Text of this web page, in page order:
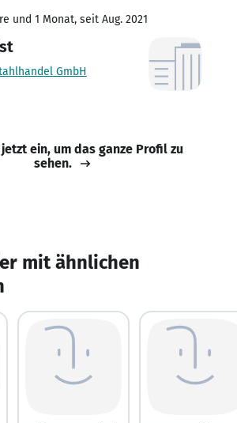
und 1 Monat, seit Aug. 2021
GmbH
jetzt ein, um das ganze Profil zu
sehen.
mit ähnlichen